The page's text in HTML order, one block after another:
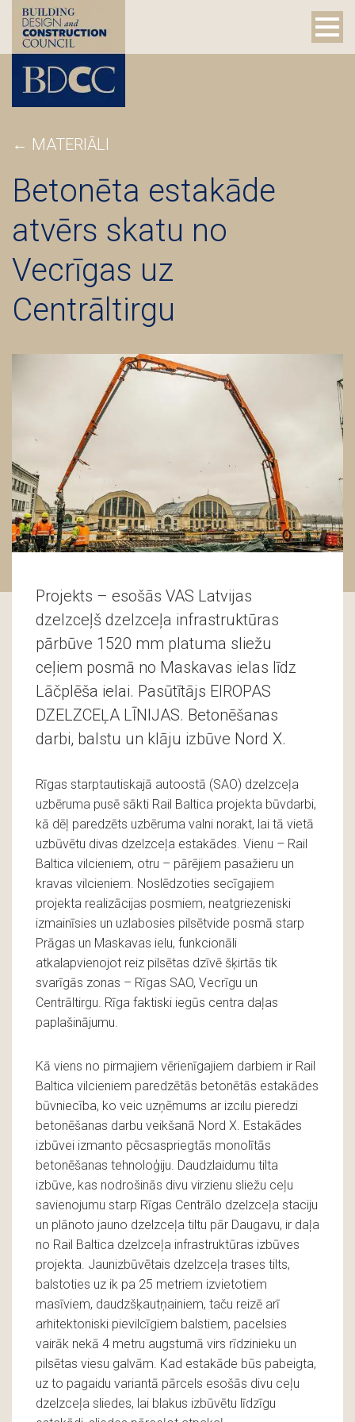
← MATERIĀLI
Betonēta estakāde
atvērs skatu no
Vecrīgas uz
Centrāltirgu
Projekts – esošās VAS Latvijas
dzelzceļš dzelzceļa infrastruktūras
pārbūve 1520 mm platuma sliežu
ceļiem posmā no Maskavas ielas līdz
Lāčplēša ielai. Pasūtītājs EIROPAS
DZELZCEĻA LĪNIJAS. Betonēšanas
darbi, balstu un klāju izbūve Nord X.
Rīgas starptautiskajā autoostā (SAO) dzelzceļa
uzbēruma pusē sākti Rail Baltica projekta būvdarbi,
kā dēļ paredzēts uzbēruma valni norakt, lai tā vietā
uzbūvētu divas dzelzceļa estakādes. Vienu – Rail
Baltica vilcieniem, otru – pārējiem pasažieru un
kravas vilcieniem. Noslēdzoties secīgajiem
projekta realizācijas posmiem, neatgriezeniski
izmainīsies un uzlabosies pilsētvide posmā starp
Prāgas un Maskavas ielu, funkcionāli
atkalapvienojot reiz pilsētas dzīvē šķirtās tik
svarīgās zonas – Rīgas SAO, Vecrīgu un
Centrāltirgu. Rīga faktiski iegūs centra daļas
paplašinājumu.
Kā viens no pirmajiem vērienīgajiem darbiem ir Rail
Baltica vilcieniem paredzētās betonētās estakādes
būvniecība, ko veic uzņēmums ar izcilu pieredzi
betonēšanas darbu veikšanā Nord X. Estakādes
izbūvei izmanto pēcsaspriegtās monolītās
betonēšanas tehnoloģiju. Daudzlaidumu tilta
izbūve, kas nodrošinās divu virzienu sliežu ceļu
savienojumu starp Rīgas Centrālo dzelzceļa staciju
un plānoto jauno dzelzceļa tiltu pār Daugavu, ir daļa
no Rail Baltica dzelzceļa infrastruktūras izbūves
projekta. Jaunizbūvētais dzelzceļa trases tilts,
balstoties uz ik pa 25 metriem izvietotiem
masīviem, daudzšķautņainiem, taču reizē arī
arhitektoniski pievilcīgiem balstiem, pacelsies
vairāk nekā 4 metru augstumā virs rīdzinieku un
pilsētas viesu galvām. Kad estakāde būs pabeigta,
uz to pagaidu variantā pārcels esošās divu ceļu
dzelzceļa sliedes, lai blakus izbūvētu līdzīgu